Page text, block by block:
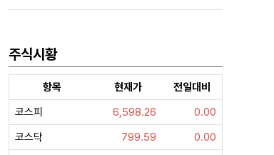
망치 상향
주식시황
항목 현재가
전일대비
코스피
6,598.26
0.00
코스닥
799.59
0.00